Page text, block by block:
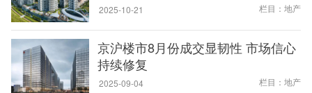
2025-10-21 栏目：地产
京沪楼市8月份成交显韧性 市场信心
持续修复
2025-09-04 栏目：地产